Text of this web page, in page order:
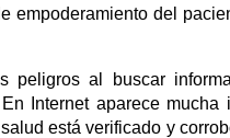
empoderamiento del
peligros al buscar
Internet aparece mucha
está verificado y